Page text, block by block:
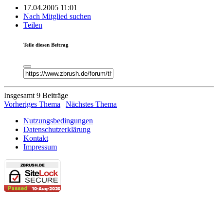
17.04.2005 11:01
Nach Mitglied suchen
Teilen
Teile diesen Beitrag
Insgesamt 9 Beiträge
Vorheriges Thema | Nächstes Thema
Nutzungsbedingungen
Datenschutzerklärung
Kontakt
Impressum